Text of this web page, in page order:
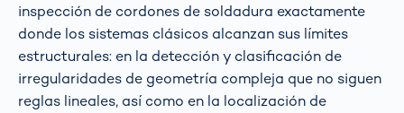
inspección de cordones de soldadura exactamente
donde los sistemas clásicos alcanzan sus límites
estructurales: en la detección y clasificación de
irregularidades de geometría compleja que no siguen
reglas lineales, así como en la localización de